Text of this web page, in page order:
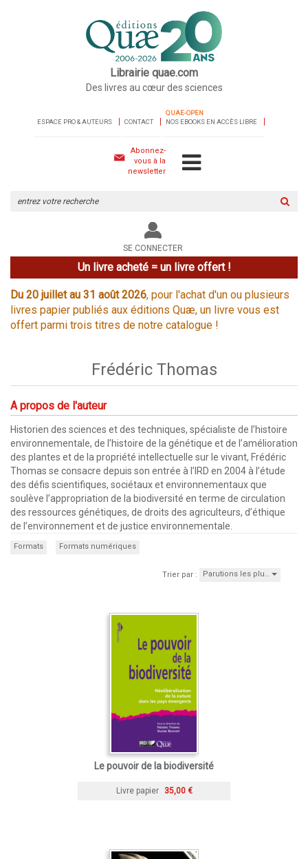
Librairie quae.com
Des livres au cœur des sciences
ESPACE PRO & AUTEURS CONTACT
QUAE-OPEN
NOS EBOOKS EN ACCÈS LIBRE
Abonnez-
vous à la
newsletter
le
site
SE CONNECTER
Un livre acheté = un livre offert !
Du 20 juillet au 31 août 2026, pour l'achat d'un ou plusieurs
livres papier publiés aux éditions Quæ, un livre vous est
offert parmi trois titres de notre catalogue !
Frédéric Thomas
A propos de l'auteur
Historien des sciences et des techniques, spécialiste de l’histoire
environnementale, de l’histoire de la génétique et de l’amélioration
des plantes et de la propriété intellectuelle sur le vivant, Frédéric
Thomas se consacre depuis son entrée à l’IRD en 2004 à l’étude
des défis scientifiques, sociétaux et environnementaux que
soulève l’appropriation de la biodiversité en terme de circulation
des ressources génétiques, de droits des agriculteurs, d’éthique
de l’environnement et de justice environnementale.
Formats Formats numériques
Trier par : Parutions les plu…
Le pouvoir de la biodiversité
Livre papier 35,00 €